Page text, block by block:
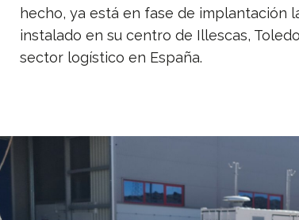
hecho, ya está en fase de implantación
instalado en su centro de Illescas,
sector logístico en España.